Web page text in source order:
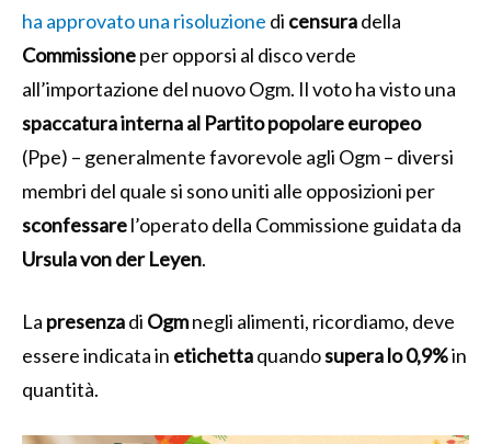
ha approvato una risoluzione di censuradella
Commissioneper opporsi al disco verde
all’importazione del nuovo Ogm. Il voto ha visto una
spaccatura interna al Partito popolare europeo
(Ppe) – generalmente favorevole agli Ogm – diversi
membri del quale si sono uniti alle opposizioni per
sconfessarel’operato della Commissione guidata da
Ursula von der Leyen.
La presenzadi Ogmnegli alimenti, ricordiamo, deve
essere indicata in etichettaquandosupera lo 0,9%in
quantità.